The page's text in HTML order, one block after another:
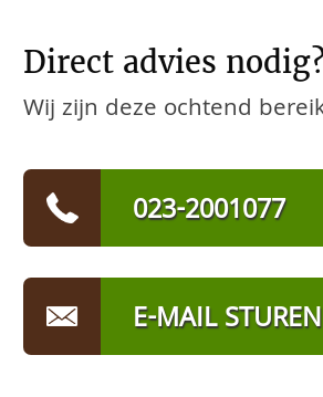
Direct advies
Wij zijn deze ochtend
023-2001077
E-MAIL STUREN